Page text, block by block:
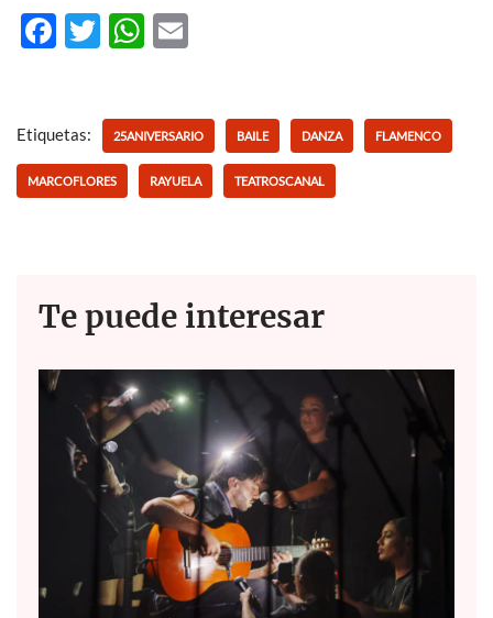
F
b
o
o
T
er
W
s
A
p
Etiquetas: 25ANIVERSARIO BAILE DANZA FLAMENCO
MARCOFLORES RAYUELA TEATROSCANAL
Te puede interesar